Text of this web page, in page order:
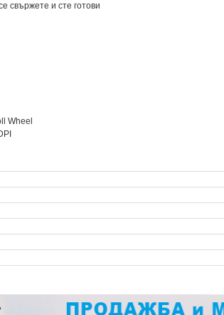
свържете и сте готови
Wheel